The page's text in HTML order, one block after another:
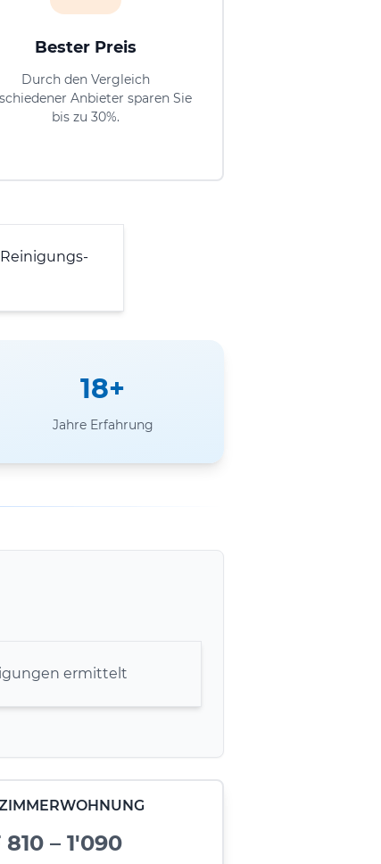
Bester Preis
Durch den Vergleich
Anbieter sparen Sie
bis zu 30%.
18+
Jahre Erfahrung
ermittelt
810 – 1'090